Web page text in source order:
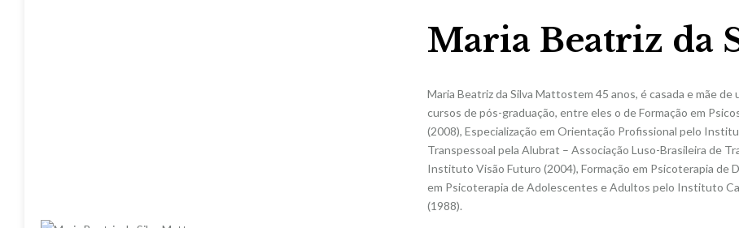
Maria Beatriz da
Maria Beatriz da Silva Mattostem 45 anos, é casada e mãe
cursos de pós-graduação, entre eles o de Formação em
(2008), Especialização em Orientação Profissional pelo
Transpessoal pela Alubrat – Associação Luso-Brasileira de
Instituto Visão Futuro (2004), Formação em Psicoterapia de
em Psicoterapia de Adolescentes e Adultos pelo Instituto
(1988).